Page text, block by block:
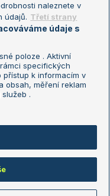
soukromí
o zpracování osobních
zpravodajství ČTK.
naleznete v
údajů. Třetí strany
údaje s
poloze . Aktivní
specifických
přístup k informacím v
obsah, měření reklam
.